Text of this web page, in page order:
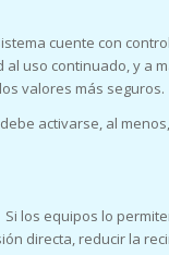
cuente con
uso continuado, y a
valores más seguros.
activarse, al
Si los equipos lo
directa, reducir la